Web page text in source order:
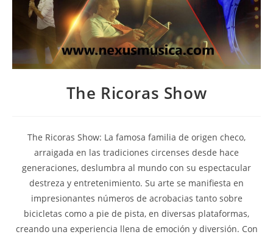
The Ricoras Show
The Ricoras Show: La famosa familia de origen checo,
arraigada en las tradiciones circenses desde hace
generaciones, deslumbra al mundo con su espectacular
destreza y entretenimiento. Su arte se manifiesta en
impresionantes números de acrobacias tanto sobre
bicicletas como a pie de pista, en diversas plataformas,
creando una experiencia llena de emoción y diversión. Con